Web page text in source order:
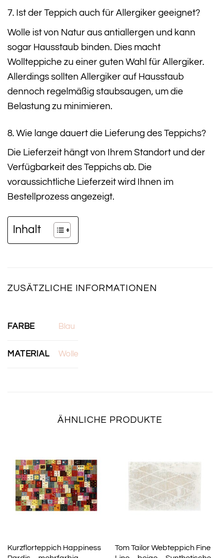
7. Ist der Teppich auch für Allergiker geeignet?
Wolle ist von Natur aus antiallergen und kann
sogar Hausstaub binden. Dies macht
Wollteppiche zu einer guten Wahl für Allergiker.
Allerdings sollten Allergiker auf Hausstaub
dennoch regelmäßig staubsaugen, um die
Belastung zu minimieren.
8. Wie lange dauert die Lieferung des Teppichs?
Die Lieferzeit hängt von Ihrem Standort und der
Verfügbarkeit des Teppichs ab. Die
voraussichtliche Lieferzeit wird Ihnen im
Bestellprozess angezeigt.
Inhalt
ZUSÄTZLICHE INFORMATIONEN
FARBE Blau
MATERIAL Wolle
ÄHNLICHE PRODUKTE
Kurzflorteppich Happiness
Tom Tailor Webteppich Fine